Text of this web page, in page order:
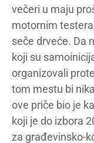
večeri u maju
motornim
seče drveće. Da
koji su
organizovali
tom mestu bi
ove priče bio je
koji je do izbora
za građevinsko-